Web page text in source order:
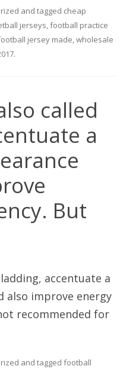
and tagged cheap
jerseys,football practice
jersey made,wholesale
.
called
a
But
accentuate a
also improve energy
recommended for
and tagged football